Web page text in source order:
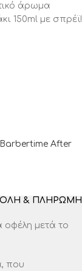
άρωμα
150ml με σπρέϊ!
Barbertime After
& ΠΛΗΡΩΜΉ
οφέλη μετά το
που